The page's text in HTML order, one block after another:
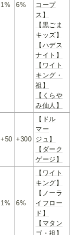
1% 6%
コープ
ス】
【黒ごま
キッズ】
【ハデス
ナイト】
【ワイト
キング・
祖】
【くらや
み仙人】
+50 +300
【ドル
マー
ジュ】
【ダーク
ゲージ】
1% 6%
【ワイト
キング】
【ノーラ
イフロー
ド】
【マタン
ゴ・祖】